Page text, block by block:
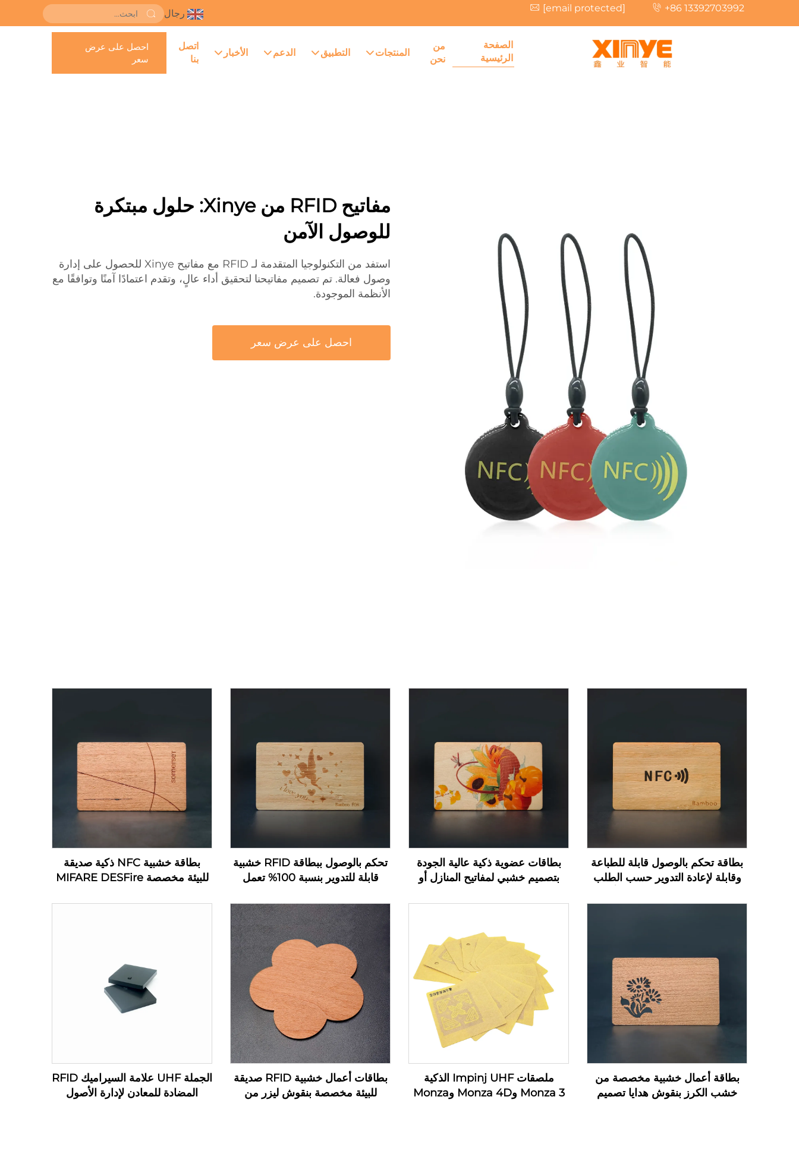
[email protected] +86 13392703992 رجال
الصفحة
الرئيسية
من
نحن
المنتجات التطبيق الدعم الأخبار
اتصل
بنا
احصل على عرض
سعر
مفاتيح RFID من Xinye: حلول مبتكرة
للوصول الآمن
استفد من التكنولوجيا المتقدمة لـ RFID مع مفاتيح Xinye للحصول على إدارة
وصول فعالة. تم تصميم مفاتيحنا لتحقيق أداء عالٍ، وتقدم اعتمادًا آمنًا وتوافقًا مع
الأنظمة الموجودة.
احصل على عرض سعر
بطاقة تحكم بالوصول قابلة للطباعة
وقابلة لإعادة التدوير حسب الطلب
NFC خشبية فارغة مصممة للنقش
بطاقات عضوية ذكية عالية الجودة
بتصميم خشبي لمفاتيح المنازل أو
تحكم بالوصول ببطاقة RFID خشبية
قابلة للتدوير بنسبة 100% تعمل
كبطاقة مفتاح فندقية
بطاقة خشبية NFC ذكية صديقة
للبيئة مخصصة MIFARE DESFire
بطاقة أعمال خشبية مخصصة من
خشب الكرز بنقوش هدايا تصميم
ملصقات Impinj UHF الذكية
Monza 3 وMonza 4D وMonza
بطاقات أعمال خشبية RFID صديقة
للبيئة مخصصة بنقوش ليزر من
الجملة UHF علامة السيراميك RFID
المضادة للمعادن لإدارة الأصول